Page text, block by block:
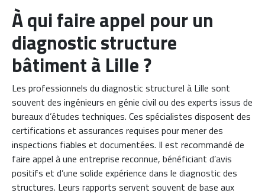
À qui faire appel pour un
diagnostic structure
bâtiment à Lille ?
Les professionnels du diagnostic structurel à Lille sont
souvent des ingénieurs en génie civil ou des experts issus de
bureaux d’études techniques. Ces spécialistes disposent des
certifications et assurances requises pour mener des
inspections fiables et documentées. Il est recommandé de
faire appel à une entreprise reconnue, bénéficiant d’avis
positifs et d’une solide expérience dans le diagnostic des
structures. Leurs rapports servent souvent de base aux